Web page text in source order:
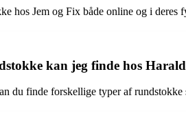
hos Jem og Fix både online og i deres
kan jeg finde hos
du finde forskellige typer af rundstokke